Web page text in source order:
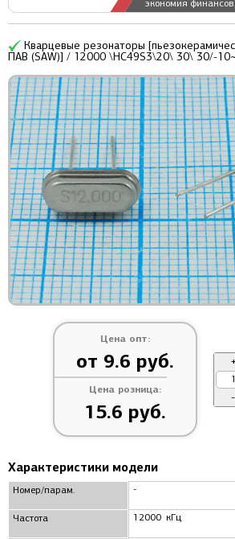
экономия финансов.
Кварцевые резонаторы
ПАВ (SAW)] / 12000 \HC49S3\20\ 30\ 30/-
Цена опт:
от 9.6 руб.
Цена розница:
15.6 руб.
-
Характеристики модели
Номер/парам.
Частота
-
12000 кГц